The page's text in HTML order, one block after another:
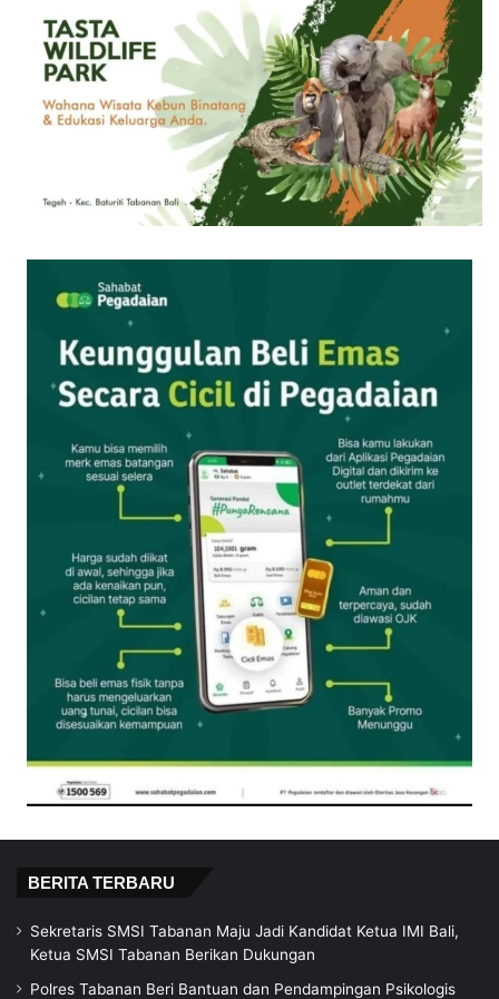
BERITA TERBARU
Sekretaris SMSI Tabanan Maju Jadi Kandidat Ketua IMI Bali,
Ketua SMSI Tabanan Berikan Dukungan
Polres Tabanan Beri Bantuan dan Pendampingan Psikologis